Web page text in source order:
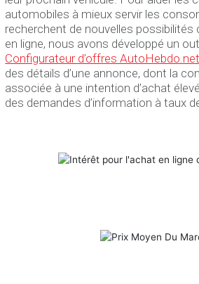
automobiles à mieux servir les
recherchent de nouvelles possibilités
en ligne, nous avons développé un
Configurateur d’offres AutoHebdo.net
des détails d’une annonce, dont la
associée à une intention d’achat
des demandes d’information à taux